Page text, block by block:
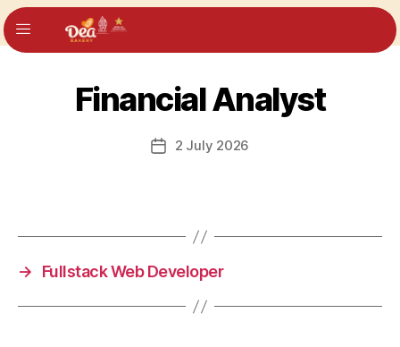
Financial Analyst
2 July 2026
→ Fullstack Web Developer